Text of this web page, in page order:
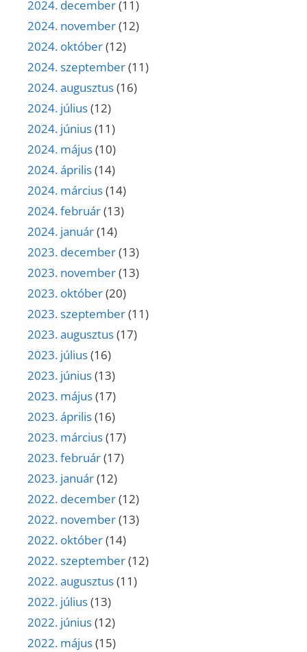
2024. december(11)
2024. november(12)
2024. október(12)
2024. szeptember(11)
2024. augusztus(16)
2024. július(12)
2024. június(11)
2024. május(10)
2024. április(14)
2024. március(14)
2024. február(13)
2024. január(14)
2023. december(13)
2023. november(13)
2023. október(20)
2023. szeptember(11)
2023. augusztus(17)
2023. július(16)
2023. június(13)
2023. május(17)
2023. április(16)
2023. március(17)
2023. február(17)
2023. január(12)
2022. december(12)
2022. november(13)
2022. október(14)
2022. szeptember(12)
2022. augusztus(11)
2022. július(13)
2022. június(12)
2022. május(15)